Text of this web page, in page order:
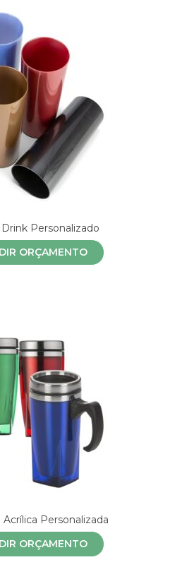
Personalizado
ORÇAMENTO
Acrílica Personalizada
ORÇAMENTO